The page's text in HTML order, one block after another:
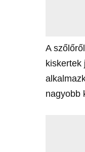
A
kiskertek
nagyobb